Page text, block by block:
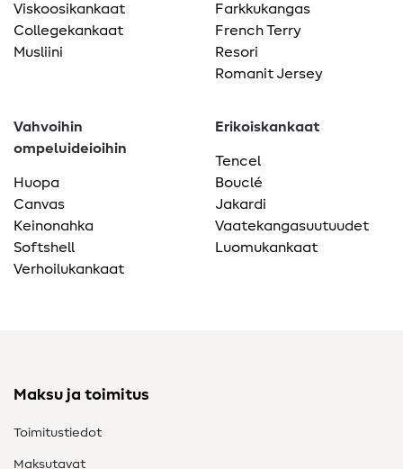
Viskoosikankaat
Collegekankaat
Musliini
Farkkukangas
French Terry
Resori
Romanit Jersey
Vahvoihin
ompeluideioihin
Huopa
Canvas
Keinonahka
Softshell
Verhoilukankaat
Erikoiskankaat
Tencel
Bouclé
Jakardi
Vaatekangasuutuudet
Luomukankaat
Maksu ja toimitus
Toimitustiedot
Maksutavat